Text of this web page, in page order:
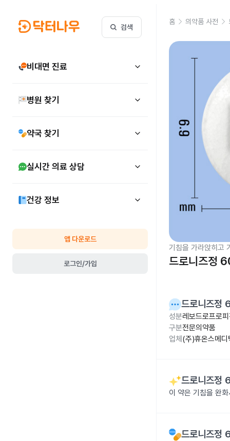
검색
비대면 진료
병원 찾기
약국 찾기
실시간 의료 상담
건강 정보
앱 다운로드
로그인/가입
홈 의약품 사전
기침을 가라앉히고
드로니즈정
드로니즈정
성분레보드로프로
구분전문의약품
업체 (주)휴온스메디
드로니즈정
이 약은 기침을 완
드로니즈정